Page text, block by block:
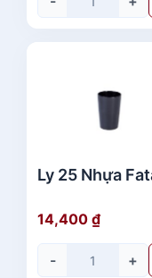
Ly 25 Nhựa
14,400 ₫
- +